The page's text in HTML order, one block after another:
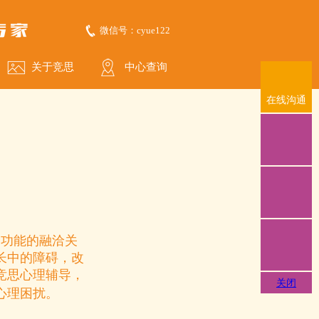
微信号：cyue122
关于竞思 中心查询
能的融洽关
中的障碍，改
心理辅导，
困扰。
在线沟通
关闭